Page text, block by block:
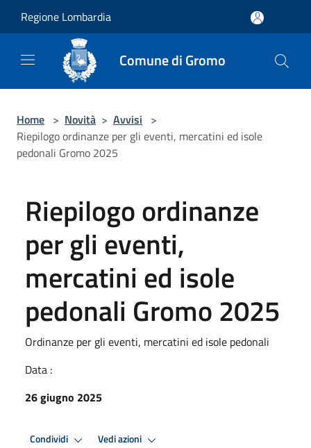
Regione Lombardia
Comune di Gromo
Home > Novità > Avvisi >
Riepilogo ordinanze per gli eventi, mercatini ed isole
pedonali Gromo 2025
Riepilogo ordinanze
per gli eventi,
mercatini ed isole
pedonali Gromo 2025
Ordinanze per gli eventi, mercatini ed isole pedonali
Data :
26 giugno 2025
Condividi Vedi azioni